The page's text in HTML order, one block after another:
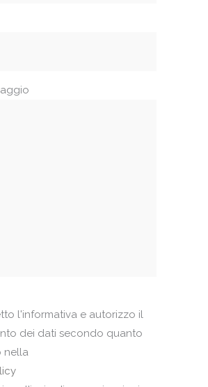
l'informativa e autorizzo il
dei dati secondo quanto
nella